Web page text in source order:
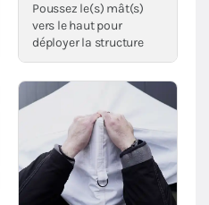
Poussez le(s) mât(s)
vers le haut pour
déployer la structure